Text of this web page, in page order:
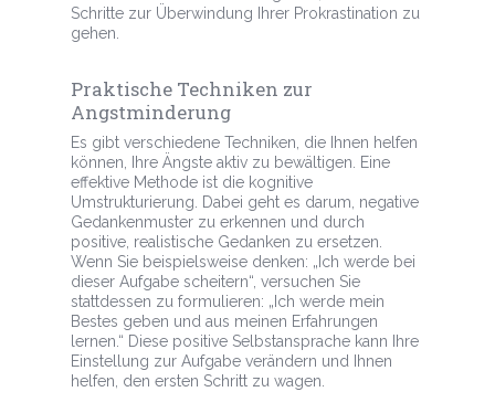
Schritte zur Überwindung Ihrer Prokrastination zu
gehen.
Praktische Techniken zur
Angstminderung
Es gibt verschiedene Techniken, die Ihnen helfen
können, Ihre Ängste aktiv zu bewältigen. Eine
effektive Methode ist die kognitive
Umstrukturierung. Dabei geht es darum, negative
Gedankenmuster zu erkennen und durch
positive, realistische Gedanken zu ersetzen.
Wenn Sie beispielsweise denken: „Ich werde bei
dieser Aufgabe scheitern“, versuchen Sie
stattdessen zu formulieren: „Ich werde mein
Bestes geben und aus meinen Erfahrungen
lernen.“ Diese positive Selbstansprache kann Ihre
Einstellung zur Aufgabe verändern und Ihnen
helfen, den ersten Schritt zu wagen.